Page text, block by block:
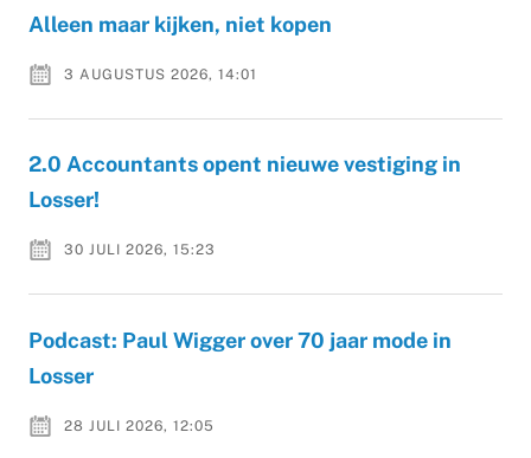
Alleen maar kijken, niet kopen
3 AUGUSTUS 2026, 14:01
2.0 Accountants opent nieuwe vestiging in
Losser!
30 JULI 2026, 15:23
Podcast: Paul Wigger over 70 jaar mode in
Losser
28 JULI 2026, 12:05